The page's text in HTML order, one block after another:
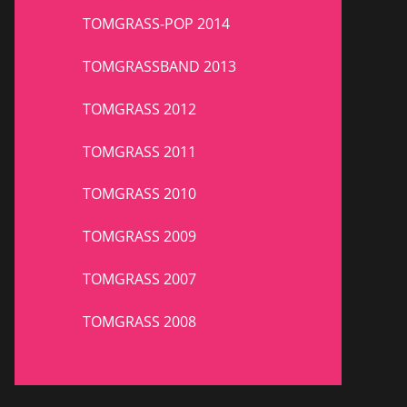
TOMGRASS-POP 2014
TOMGRASSBAND 2013
TOMGRASS 2012
TOMGRASS 2011
TOMGRASS 2010
TOMGRASS 2009
TOMGRASS 2007
TOMGRASS 2008